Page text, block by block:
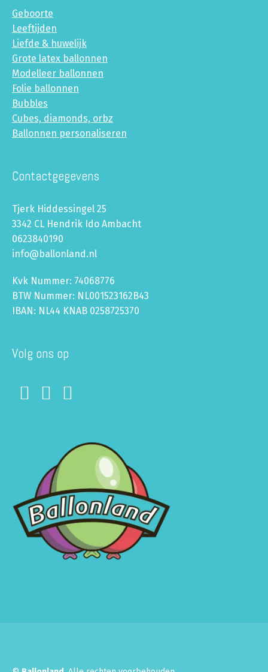
Geboorte
Leeftijden
Liefde & huwelijk
Grote latex ballonnen
Modelleer ballonnen
Folie ballonnen
Bubbles
Cubes, diamonds, orbz
Ballonnen personaliseren
Contactgegevens
Tjerk Hiddessingel 25
3342 CL Hendrik Ido Ambacht
0623840190
info@ballonland.nl
Kvk Nummer: 74068776
BTW Nummer: NL001523162B43
IBAN: NL44 KNAB 0258725370
Volg ons op